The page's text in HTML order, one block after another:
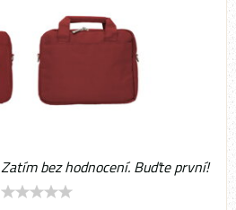
Zatím bez hodnocení. Buďte první!